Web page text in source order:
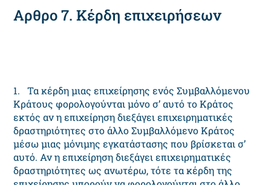
Αρθρο 7. Κέρδη επιχειρήσεων
1. Τα κέρδη μιας επιχείρησης ενός Συμβαλλόμενου
Κράτους φορολογούνται μόνο σ’ αυτό το Κράτος
εκτός αν η επιχείρηση διεξάγει επιχειρηματικές
δραστηριότητες στο άλλο Συμβαλλόμενο Κράτος
μέσω μιας μόνιμης εγκατάστασης που βρίσκεται σ’
αυτό. Αν η επιχείρηση διεξάγει επιχειρηματικές
δραστηριότητες ως ανωτέρω, τότε τα κέρδη της